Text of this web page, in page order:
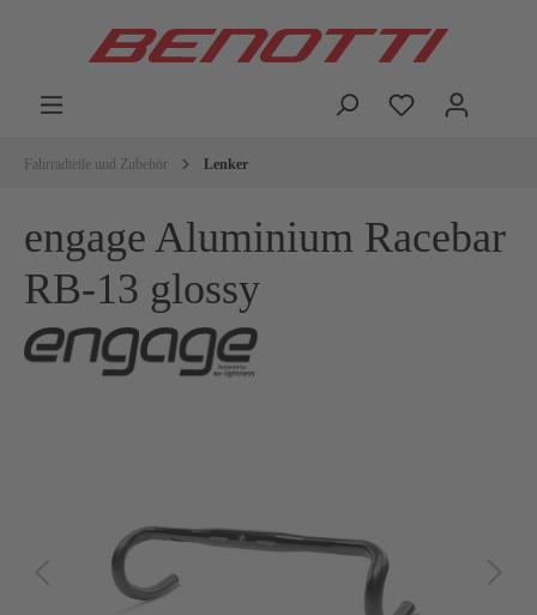
Fahrradteile und Zubehör Lenker
engage Aluminium Racebar
RB-13 glossy